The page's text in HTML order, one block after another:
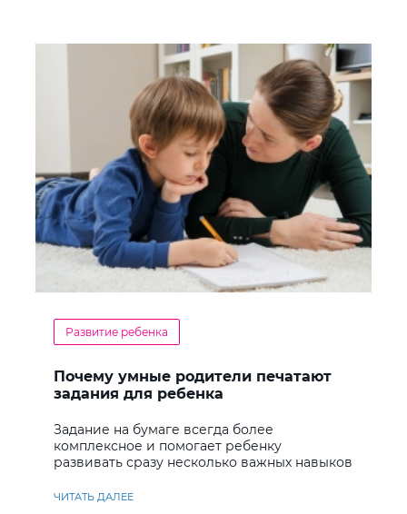
Развитие ребенка
Почему умные родители печатают
задания для ребенка
Задание на бумаге всегда более
комплексное и помогает ребенку
развивать сразу несколько важных навыков
ЧИТАТЬ ДАЛЕЕ